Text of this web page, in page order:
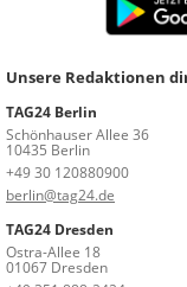
Unsere Redaktionen
TAG24 Berlin
Schönhauser Allee 36
10435 Berlin
+49 30 120880900
berlin@tag24.de
TAG24 Dresden
Ostra-Allee 18
01067 Dresden